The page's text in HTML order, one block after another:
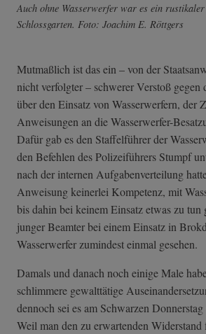
Auch ohne Wasserwerfer war es ein
Schlossgarten. Foto: Joachim E. Röttgers
Mutmaßlich ist das ein – von der
nicht verfolgter – schwerer Verstoß gegen
über den Einsatz von Wasserwerfern, der
Anweisungen an die Wasserwerfer-
Dafür gab es den Staffelführer der
den Befehlen des Polizeiführers Stumpf
nach der internen Aufgabenverteilung
Anweisung keinerlei Kompetenz, mit
bis dahin bei keinem Einsatz etwas zu
junger Beamter bei einem Einsatz in
Wasserwerfer zumindest einmal gesehen.
Damals und danach noch einige Male
schlimmere gewalttätige
dennoch sei es am Schwarzen
Weil man den zu erwartenden Widerstand